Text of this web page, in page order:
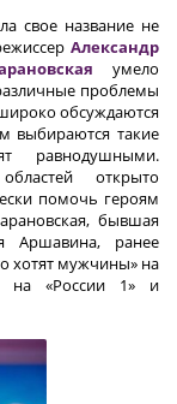
свое название не
Александр
умело
проблемы
обсуждаются
выбираются такие
равнодушными.
открыто
помочь героям
бывшая
Аршавина, ранее
хотят мужчины» на
на «России 1» и